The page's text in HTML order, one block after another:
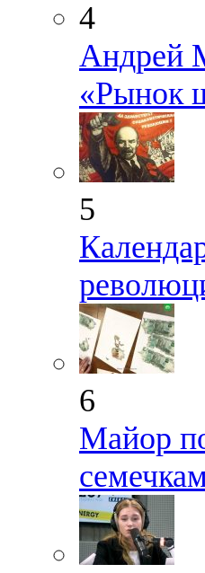
4
Андрей
«Рынок
5
6
Майор